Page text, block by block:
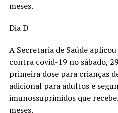
meses.
Dia D
A Secretaria de Saúde
contra covid-19 no sábado,
primeira dose para crianças
adicional para adultos e
imunossuprimidos que
meses.